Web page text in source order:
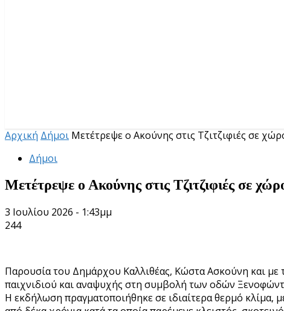
Αρχική Δήμοι Μετέτρεψε ο Ακούνης στις Τζιτζιφιές σε
Δήμοι
Μετέτρεψε ο Ακούνης στις Τζιτζιφιές σε
3 Ιουλίου 2026 - 1:43μμ
244
Παρουσία του Δημάρχου Καλλιθέας, Κώστα Ασκούνη και
παιχνιδιού και αναψυχής στη συμβολή των οδών
Η εκδήλωση πραγματοποιήθηκε σε ιδιαίτερα θερμό κλίμα,